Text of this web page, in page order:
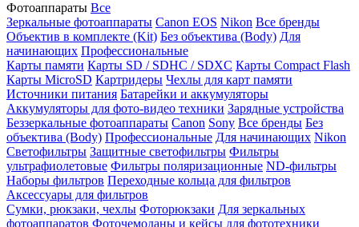
Фотоаппараты Все
Зеркальные фотоаппараты Canon EOS Nikon Все бренды
Объектив в комплекте (Kit) Без объектива (Body) Для
начинающих Профессиональные
Карты памяти Карты SD / SDHC / SDXC Карты Compact Flash
Карты MicroSD Картридеры Чехлы для карт памяти
Источники питания Батарейки и аккумуляторы
Аккумуляторы для фото-видео техники Зарядные устройства
Беззеркальные фотоаппараты Canon Sony Все бренды Без
объектива (Body) Профессиональные Для начинающих Nikon
Светофильтры Защитные светофильтры Фильтры
ультрафиолетовые Фильтры поляризационные ND-фильтры
Наборы фильтров Переходные кольца для фильтров
Аксессуары для фильтров
Сумки, рюкзаки, чехлы Фоторюкзаки Для зеркальных
фотоаппаратов Фоточемоданы и кейсы для фототехники